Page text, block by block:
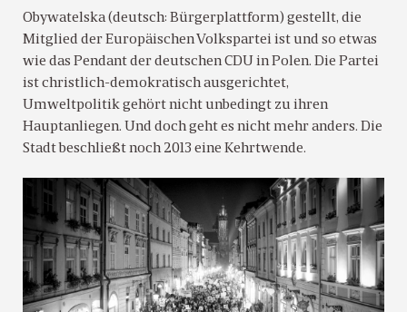
Obywatelska (deutsch: Bürgerplattform) gestellt, die
Mitglied der Europäischen Volkspartei ist und so etwas
wie das Pendant der deutschen CDU in Polen. Die Partei
ist christlich-demokratisch ausgerichtet,
Umweltpolitik gehört nicht unbedingt zu ihren
Hauptanliegen. Und doch geht es nicht mehr anders. Die
Stadt beschließt noch 2013 eine Kehrtwende.